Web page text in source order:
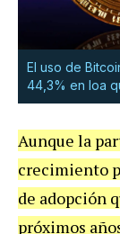
El uso de
44,3% en loa
Aunque la
crecimiento
de adopción
próximos